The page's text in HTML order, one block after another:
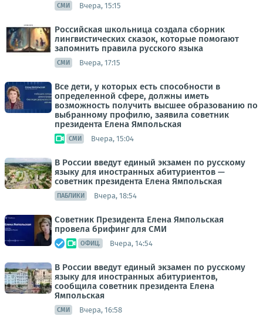
СМИ Вчера, 15:15
Российская школьница создала сборник
лингвистических сказок, которые помогают
запомнить правила русского языка
СМИ Вчера, 17:15
Все дети, у которых есть способности в
определенной сфере, должны иметь
возможность получить высшее образованию по
выбранному профилю, заявила советник
президента Елена Ямпольская
СМИ Вчера, 15:04
В России введут единый экзамен по русскому
языку для иностранных абитуриентов —
советник президента Елена Ямпольская
ПАБЛИКИ Вчера, 18:54
Советник Президента Елена Ямпольская
провела брифинг для СМИ
ОФИЦ. Вчера, 14:54
В России введут единый экзамен по русскому
языку для иностранных абитуриентов,
сообщила советник президента Елена
Ямпольская
СМИ Вчера, 16:58